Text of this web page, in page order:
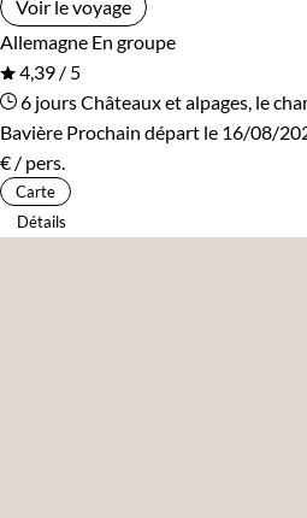
Voir le voyage
Allemagne En groupe
4,39 / 5
6 joursChâteaux et alpages, le
Bavière Prochain départ le 16/08/
€ / pers.
Carte
Détails